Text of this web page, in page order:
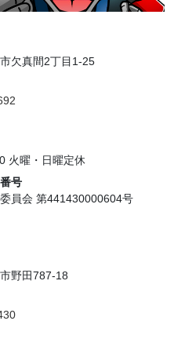
欠真間2丁目1-25
火曜・日曜定休
号
員会 第441430000604号
野田787-18